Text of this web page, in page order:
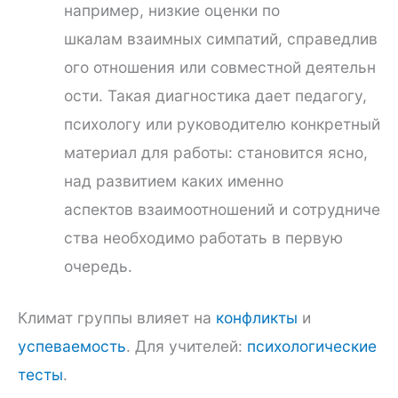
например, низкие оценки по
шкалам взаимных симпатий, справедлив
ого отношения или совместной деятельн
ости. Такая диагностика дает педагогу,
психологу или руководителю конкретный
материал для работы: становится ясно,
над развитием каких именно
аспектов взаимоотношений и сотрудниче
ства необходимо работать в первую
очередь.
Климат группы влияет на конфликты и
успеваемость. Для учителей: психологические
тесты.